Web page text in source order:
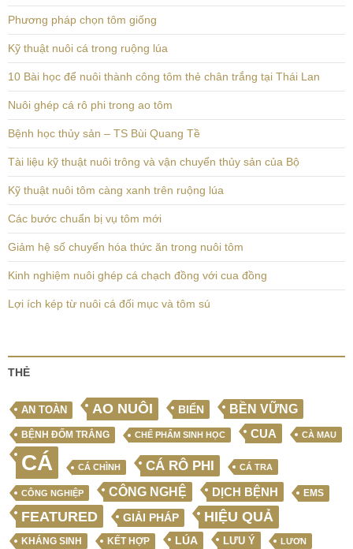
Phương pháp chọn tôm giống
Kỹ thuật nuôi cá trong ruộng lúa
10 Bài học để nuôi thành công tôm thẻ chân trắng tại Thái Lan
Nuôi ghép cá rô phi trong ao tôm
Bệnh học thủy sản – TS Bùi Quang Tề
Tài liệu kỹ thuật nuôi trông và vận chuyển thủy sản của Bộ
Kỹ thuật nuôi tôm càng xanh trên ruộng lúa
Các bước chuẩn bị vụ tôm mới
Giảm hệ số chuyển hóa thức ăn trong nuôi tôm
Kinh nghiệm nuôi ghép cá chạch đồng với cua đồng
Lợi ích kép từ nuôi cá đối mục và tôm sú
THẺ
AN TOÀN AO NUÔI BIỂN BỀN VỮNG
BỆNH ĐỐM TRẮNG CHẾ PHẨM SINH HỌC CUA CÀ MAU
CÁ CÁ CHÌNH CÁ RÔ PHI CÁ TRA
CÔNG NGHIỆP CÔNG NGHỆ DỊCH BỆNH EMS
FEATURED GIẢI PHÁP HIỆU QUẢ
KHÁNG SINH KẾT HỢP LÚA LƯU Ý LƯƠN